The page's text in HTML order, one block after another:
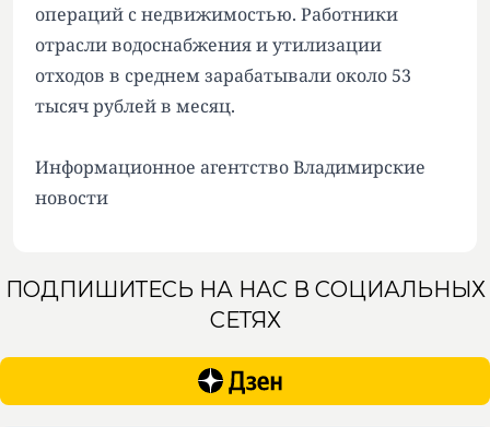
операций с недвижимостью. Работники
отрасли водоснабжения и утилизации
отходов в среднем зарабатывали около 53
тысяч рублей в месяц.
Информационное агентство Владимирские
новости
ПОДПИШИТЕСЬ НА НАС В СОЦИАЛЬНЫХ
СЕТЯХ